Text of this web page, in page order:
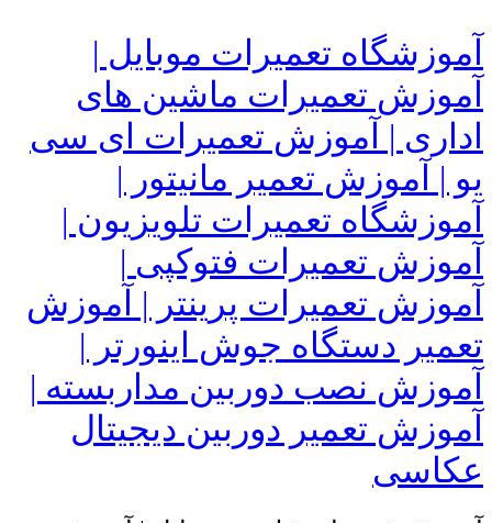
آموزشگاه تعمیرات موبایل |
آموزش تعمیرات ماشین های
اداری | آموزش تعمیرات ای سی
یو | آموزش تعمیر مانیتور |
آموزشگاه تعمیرات تلویزیون |
آموزش تعمیرات فتوکپی |
آموزش تعمیرات پرینتر | آموزش
تعمیر دستگاه جوش اینورتر |
آموزش نصب دوربین مداربسته |
آموزش تعمیر دوربین دیجیتال
عکاسی